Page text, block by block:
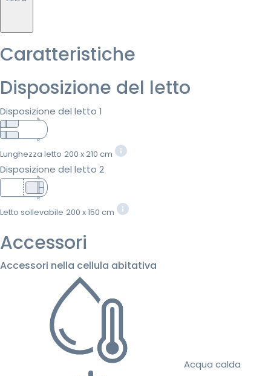
Caratteristiche
Disposizione del letto
Disposizione del letto 1
Lunghezza letto 200 x 210 cm
Disposizione del letto 2
Letto sollevabile 200 x 150 cm
Accessori
Accessori nella cellula abitativa
Acqua calda